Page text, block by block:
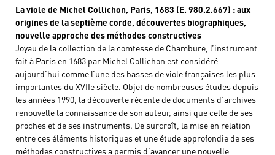
La viole de Michel Collichon, Paris, 1683 (E. 980.2.667) : aux
origines de la septième corde, découvertes biographiques,
nouvelle approche des méthodes constructives
Joyau de la collection de la comtesse de Chambure, l’instrument
fait à Paris en 1683 par Michel Collichon est considéré
aujourd’hui comme l’une des basses de viole françaises les plus
importantes du XVIIe siècle. Objet de nombreuses études depuis
les années 1990, la découverte récente de documents d’archives
renouvelle la connaissance de son auteur, ainsi que celle de ses
proches et de ses instruments. De surcroît, la mise en relation
entre ces éléments historiques et une étude approfondie de ses
méthodes constructives a permis d’avancer une nouvelle